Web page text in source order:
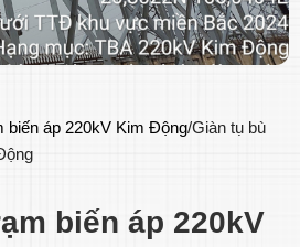
biến áp 220kV Kim Động Giàn tụ bù
biến áp 220kV